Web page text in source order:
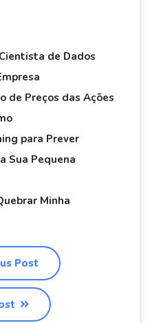
de Dados
de Preços das Ações
para Prever
Sua Pequena
Minha
Post